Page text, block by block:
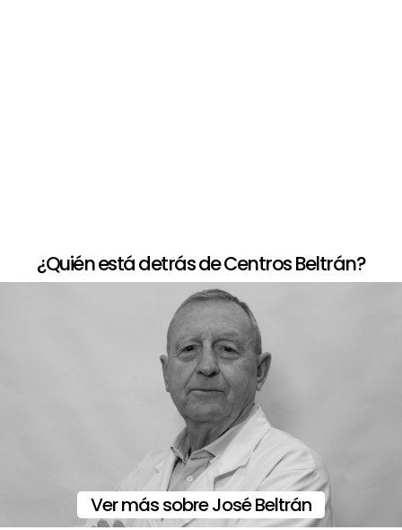
¿Quién está detrás de Centros Beltrán?
Ver más sobre José Beltrán